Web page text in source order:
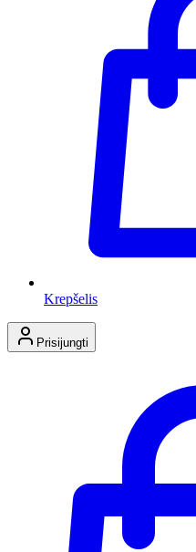
Krepšelis
Prisijungti